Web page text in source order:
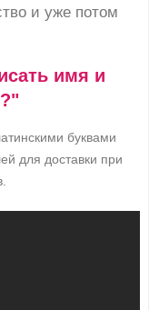
и уже потом
имя и
буквами
для доставки при